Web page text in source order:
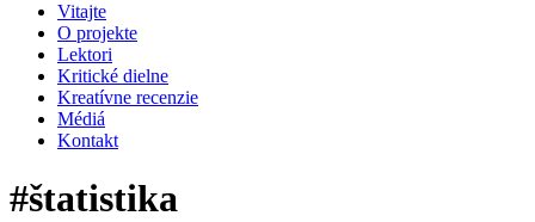
Vitajte
O projekte
Lektori
Kritické dielne
Kreatívne recenzie
Médiá
Kontakt
#štatistika